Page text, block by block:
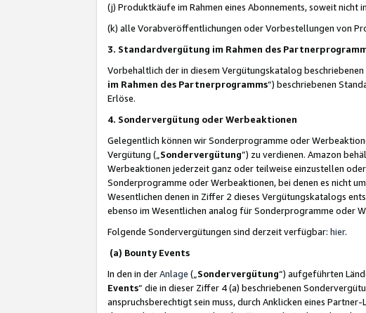
(j) Produktkäufe im Rahmen eines Abonnements, soweit nicht
(k) alle Vorabveröffentlichungen oder Vorbestellungen von
3. Standardvergütung im Rahmen des
Vorbehaltlich der in diesem Vergütungskatalog
im Rahmen des Partnerprogramms“) beschriebenen
Erlöse.
4. Sondervergütung oder Werbeaktionen
Gelegentlich können wir Sonderprogramme oder
Vergütung („ Sondervergütung”) zu verdienen. Amazon
Werbeaktionen jederzeit ganz oder teilweise einzustellen
Sonderprogramme oder Werbeaktionen, bei denen es nicht
Wesentlichen denen in Ziffer 2 dieses Vergütungskatalogs
ebenso im Wesentlichen analog für Sonderprogramme oder
Folgende Sondervergütungen sind derzeit verfügbar: hier.
(a) Bounty Events
In den in derAnlage („ Sondervergütung“) aufgeführten
Events“ die in dieser Ziffer 4 (a) beschriebenen
anspruchsberechtigt sein muss, durch Anklicken eines